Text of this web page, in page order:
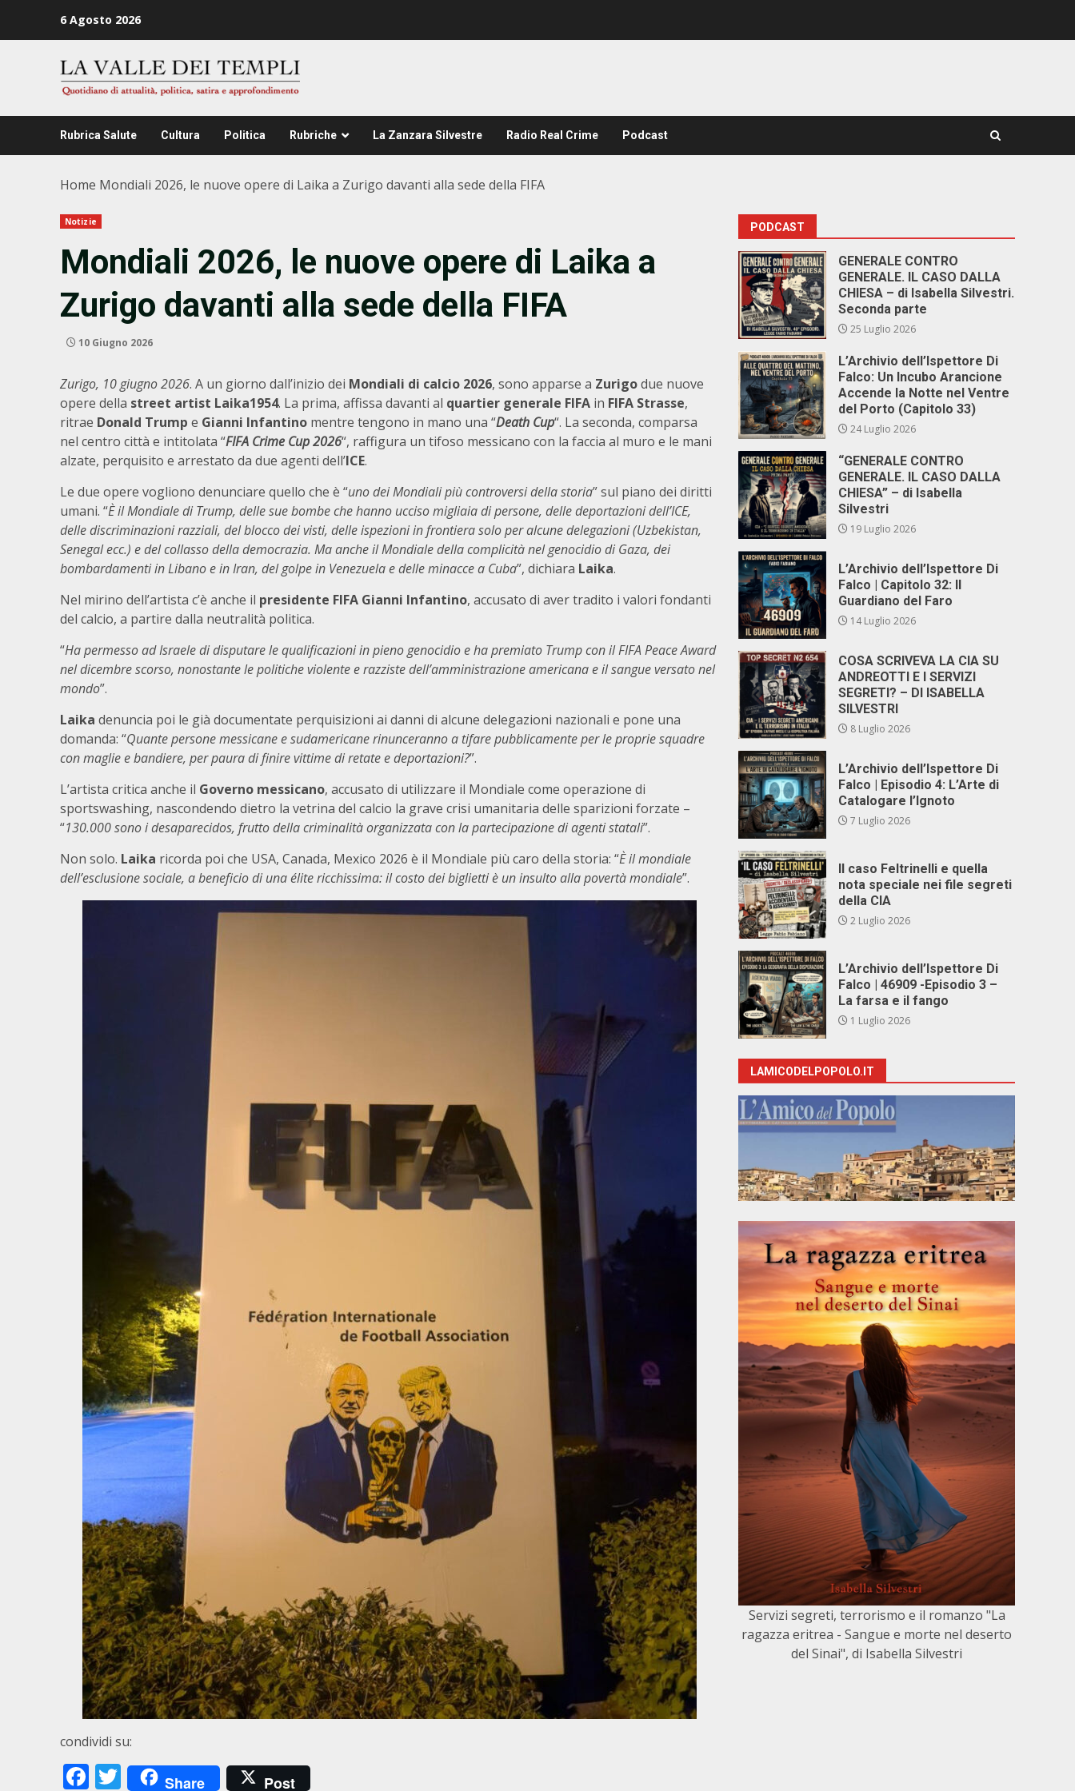
6 Agosto 2026
Rubrica Salute Cultura Politica Rubriche La Zanzara Silvestre Radio Real Crime Podcast
Home Mondiali 2026, le nuove opere di Laika a Zurigo davanti alla sede della FIFA
Notizie
Mondiali 2026, le nuove opere di Laika a
Zurigo davanti alla sede della FIFA
10 Giugno 2026
Zurigo, 10 giugno 2026. A un giorno dall’inizio dei Mondiali di calcio 2026, sono apparse a Zurigodue nuove
opere della street artist Laika1954. La prima, affissa davanti al quartier generale FIFA in FIFA Strasse,
ritrae Donald Trump e Gianni Infantino mentre tengono in mano una “Death Cup“. La seconda, comparsa
nel centro città e intitolata “FIFA Crime Cup 2026“, raffigura un tifoso messicano con la faccia al muro e le mani
alzate, perquisito e arrestato da due agenti dell’ICE.
Le due opere vogliono denunciare quello che è “uno dei Mondiali più controversi della storia” sul piano dei diritti
umani. “È il Mondiale di Trump, delle sue bombe che hanno ucciso migliaia di persone, delle deportazioni dell’ICE,
delle discriminazioni razziali, del blocco dei visti, delle ispezioni in frontiera solo per alcune delegazioni (Uzbekistan,
Senegal ecc.) e del collasso della democrazia. Ma anche il Mondiale della complicità nel genocidio di Gaza, dei
bombardamenti in Libano e in Iran, del golpe in Venezuela e delle minacce a Cuba”, dichiara Laika.
Nel mirino dell’artista c’è anche il presidente FIFA Gianni Infantino, accusato di aver tradito i valori fondanti
del calcio, a partire dalla neutralità politica.
“Ha permesso ad Israele di disputare le qualificazioni in pieno genocidio e ha premiato Trump con il FIFA Peace Award
nel dicembre scorso, nonostante le politiche violente e razziste dell’amministrazione americana e il sangue versato nel
mondo”.
Laika denuncia poi le già documentate perquisizioni ai danni di alcune delegazioni nazionali e pone una
domanda: “Quante persone messicane e sudamericane rinunceranno a tifare pubblicamente per le proprie squadre
con maglie e bandiere, per paura di finire vittime di retate e deportazioni?”.
L’artista critica anche il Governo messicano, accusato di utilizzare il Mondiale come operazione di
sportswashing, nascondendo dietro la vetrina del calcio la grave crisi umanitaria delle sparizioni forzate –
“130.000 sono i desaparecidos, frutto della criminalità organizzata con la partecipazione di agenti statali”.
Non solo. Laika ricorda poi che USA, Canada, Mexico 2026 è il Mondiale più caro della storia: “È il mondiale
dell’esclusione sociale, a beneficio di una élite ricchissima: il costo dei biglietti è un insulto alla povertà mondiale”.
condividi su:
Facebook
Twitter
Share Post
PODCAST
GENERALE CONTRO
GENERALE. IL CASO DALLA
CHIESA – di Isabella Silvestri.
Seconda parte
25 Luglio 2026
L’Archivio dell’Ispettore Di
Falco: Un Incubo Arancione
Accende la Notte nel Ventre
del Porto (Capitolo 33)
24 Luglio 2026
“GENERALE CONTRO
GENERALE. IL CASO DALLA
CHIESA” – di Isabella
Silvestri
19 Luglio 2026
L’Archivio dell’Ispettore Di
Falco | Capitolo 32: Il
Guardiano del Faro
14 Luglio 2026
COSA SCRIVEVA LA CIA SU
ANDREOTTI E I SERVIZI
SEGRETI? – DI ISABELLA
SILVESTRI
8 Luglio 2026
L’Archivio dell’Ispettore Di
Falco | Episodio 4: L’Arte di
Catalogare l’Ignoto
7 Luglio 2026
Il caso Feltrinelli e quella
nota speciale nei file segreti
della CIA
2 Luglio 2026
L’Archivio dell’Ispettore Di
Falco | 46909 -Episodio 3 –
La farsa e il fango
1 Luglio 2026
LAMICODELPOPOLO.IT
Servizi segreti, terrorismo e il romanzo "La
ragazza eritrea - Sangue e morte nel deserto
del Sinai", di Isabella Silvestri